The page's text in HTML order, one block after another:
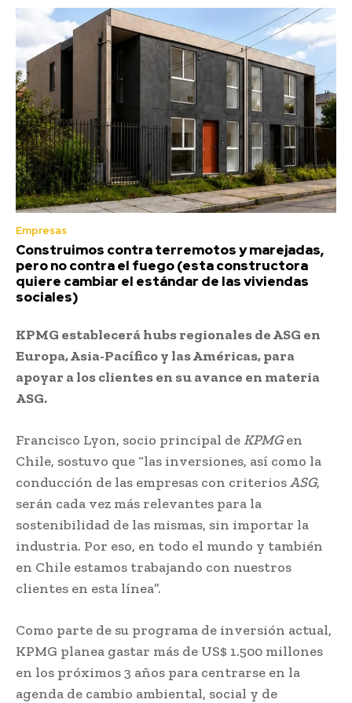
Empresas
Construimos contra terremotos y marejadas,
pero no contra el fuego (esta constructora
quiere cambiar el estándar de las viviendas
sociales)
KPMG establecerá hubs regionales de ASG en
Europa, Asia-Pacífico y las Américas, para
apoyar a los clientes en su avance en materia
ASG.
Francisco Lyon, socio principal de KPMGen
Chile, sostuvo que “las inversiones, así como la
conducción de las empresas con criteriosASG,
serán cada vez más relevantes para la
sostenibilidad de las mismas, sin importar la
industria. Por eso, en todo el mundo y también
en Chile estamos trabajando con nuestros
clientes en esta línea”.
Como parte de su programa de inversión actual,
KPMG planea gastar más de US$ 1.500 millones
en los próximos 3 años para centrarse en la
agenda de cambio ambiental, social y de